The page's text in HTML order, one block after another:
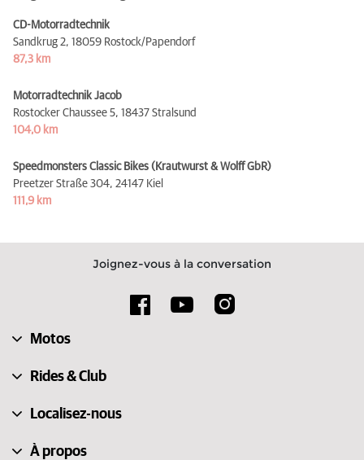
CD-Motorradtechnik
Sandkrug 2, 18059 Rostock/Papendorf
87,3 km
Motorradtechnik Jacob
Rostocker Chaussee 5, 18437 Stralsund
104,0 km
Speedmonsters Classic Bikes (Krautwurst & Wolff GbR)
Preetzer Straße 304, 24147 Kiel
111,9 km
Joignez-vous à la conversation
Motos
Rides & Club
Localisez-nous
À propos